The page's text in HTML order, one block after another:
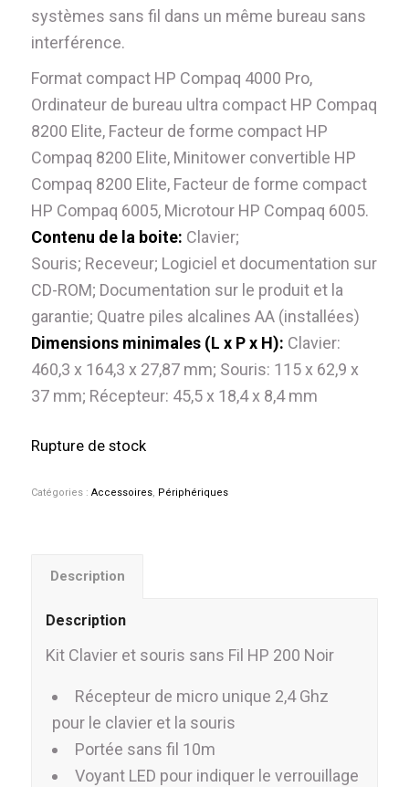
systèmes sans fil dans un même bureau sans
interférence.
Format compact HP Compaq 4000 Pro,
Ordinateur de bureau ultra compact HP Compaq
8200 Elite, Facteur de forme compact HP
Compaq 8200 Elite, Minitower convertible HP
Compaq 8200 Elite, Facteur de forme compact
HP Compaq 6005, Microtour HP Compaq 6005.
Contenu de la boite: Clavier;
Souris; Receveur; Logiciel et documentation sur
CD-ROM; Documentation sur le produit et la
garantie; Quatre piles alcalines AA (installées)
Dimensions minimales (L x P x H): Clavier:
460,3 x 164,3 x 27,87 mm; Souris: 115 x 62,9 x
37 mm; Récepteur: 45,5 x 18,4 x 8,4 mm
Rupture de stock
Catégories : Accessoires, Périphériques
Description
Description
Kit Clavier et souris sans Fil HP 200 Noir
Récepteur de micro unique 2,4 Ghz
pour le clavier et la souris
Portée sans fil 10m
Voyant LED pour indiquer le verrouillage